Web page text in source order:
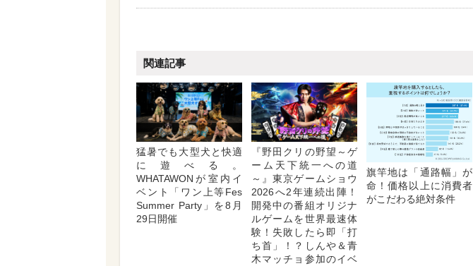
関連記事
猛暑でも大型犬と快適
に遊べる。
WHATAWONが室内イ
ベント「ワン上等Fes
Summer Party」を8月
29日開催
『野田クリの野望～ゲ
ーム天下統一への道
～』東京ゲームショウ
2026へ2年連続出陣！
開発中の番組オリジナ
ルゲームを世界最速体
験！失敗したら即「打
ち首」！？しんや＆青
木マッチョ参加のイベ
旗竿地は「通路幅」が
命！価格以上に消費者
がこだわる絶対条件